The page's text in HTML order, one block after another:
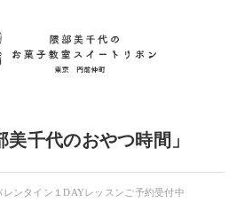
美千代のおやつ時間」
レンタイン１DAYレッスンご予約受付中